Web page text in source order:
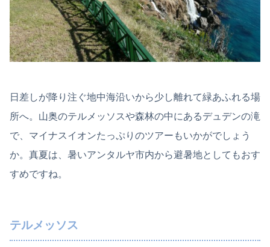
日差しが降り注ぐ地中海沿いから少し離れて緑あふれる場
所へ。山奥のテルメッソスや森林の中にあるデュデンの滝
で、マイナスイオンたっぷりのツアーもいかがでしょう
か。真夏は、暑いアンタルヤ市内から避暑地としてもおす
すめですね。
テルメッソス